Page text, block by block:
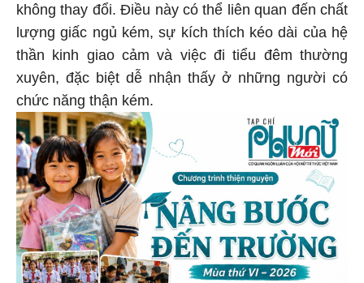
không thay đổi. Điều này có thể liên quan đến chất
lượng giấc ngủ kém, sự kích thích kéo dài của hệ
thần kinh giao cảm và việc đi tiểu đêm thường
xuyên, đặc biệt dễ nhận thấy ở những người có
chức năng thận kém.